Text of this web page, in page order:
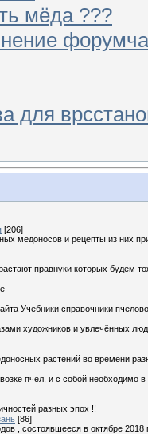
мёда ???
для
[206]
медоносов и рецепты из них
правнуки которых будем
Учебники справочники
художников и увлечённых
растений во времени
пчёл, и с собой необходимо
разных эпох !!
[86]
, состоявшееся в октябре 2018